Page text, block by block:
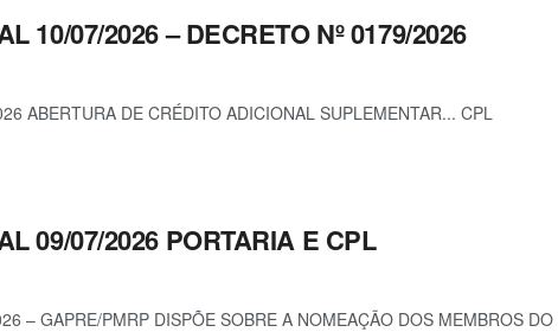
10/07/2026 – DECRETO Nº 0179/2026
ABERTURA DE CRÉDITO ADICIONAL SUPLEMENTAR... CPL
09/07/2026 PORTARIA E CPL
– GAPRE/PMRP DISPÕE SOBRE A NOMEAÇÃO DOS MEMBROS